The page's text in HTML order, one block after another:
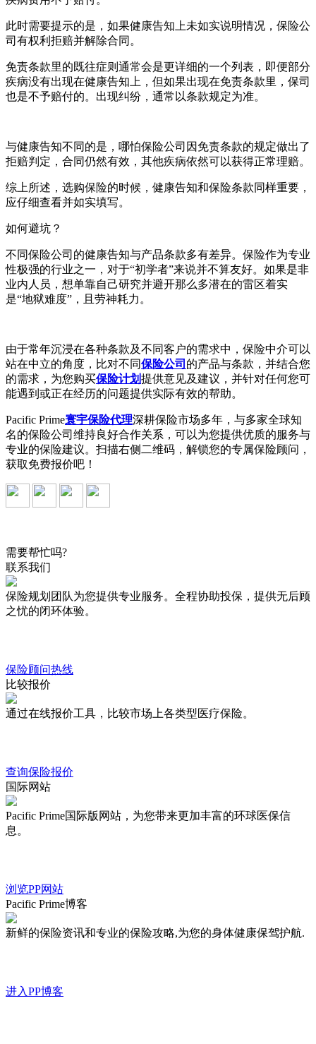
此时需要提示的是，如果健康告知上未如实说明情况，保险公
司有权利拒赔并解除合同。
免责条款里的既往症则通常会是更详细的一个列表，即便部分
疾病没有出现在健康告知上，但如果出现在免责条款里，保司
也是不予赔付的。出现纠纷，通常以条款规定为准。
与健康告知不同的是，哪怕保险公司因免责条款的规定做出了
拒赔判定，合同仍然有效，其他疾病依然可以获得正常理赔。
综上所述，选购保险的时候，健康告知和保险条款同样重要，
应仔细查看并如实填写。
如何避坑？
不同保险公司的健康告知与产品条款多有差异。保险作为专业
性极强的行业之一，对于“初学者”来说并不算友好。如果是非
业内人员，想单靠自己研究并避开那么多潜在的雷区着实
是“地狱难度”，且劳神耗力。
由于常年沉浸在各种条款及不同客户的需求中，保险中介可以
站在中立的角度，比对不同保险公司 的产品与条款，并结合您
的需求，为您购买保险计划提供意见及建议，并针对任何您可
能遇到或正在经历的问题提供实际有效的帮助。
Pacific Prime寰宇保险代理深耕保险市场多年，与多家全球知
名的保险公司维持良好合作关系，可以为您提供优质的服务与
专业的保险建议。扫描右侧二维码，解锁您的专属保险顾问，
获取免费报价吧！
需要帮忙吗?
联系我们
保险规划团队为您提供专业服务。全程协助投保，提供无后顾
之忧的闭环体验。
保险顾问热线
比较报价
通过在线报价工具，比较市场上各类型医疗保险。
查询保险报价
国际网站
Pacific Prime国际版网站，为您带来更加丰富的环球医保信
息。
浏览PP网站
Pacific Prime博客
新鲜的保险资讯和专业的保险攻略,为您的身体健康保驾护航.
进入PP博客